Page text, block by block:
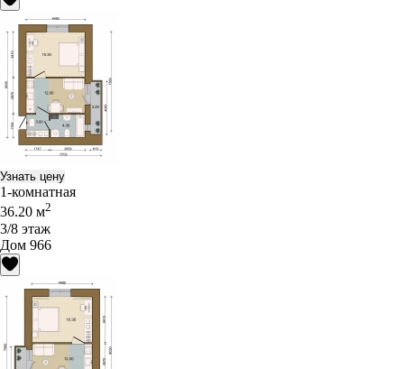
Узнать цену
1-комнатная
36.20 м2
3/8 этаж
Дом 966